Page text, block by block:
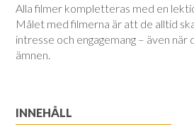
Alla filmer kompletteras med en
Målet med filmerna är att de alltid
intresse och engagemang – även när
ämnen.
INNEHÅLL